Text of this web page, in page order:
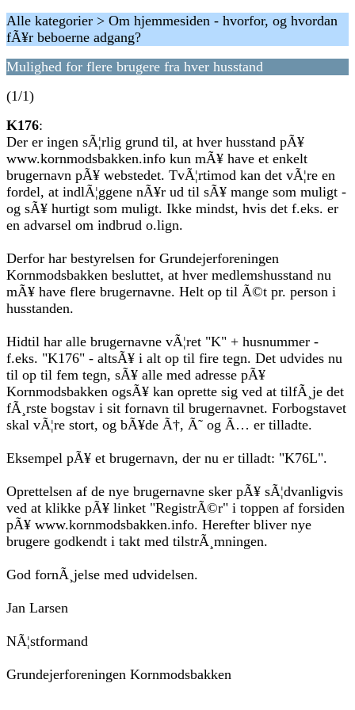
Alle kategorier > Om hjemmesiden - hvorfor, og hvordan
fÃ¥r beboerne adgang?
Mulighed for flere brugere fra hver husstand
(1/1)
K176:
Der er ingen sÃ¦rlig grund til, at hver husstand pÃ¥
www.kornmodsbakken.info kun mÃ¥ have et enkelt
brugernavn pÃ¥ webstedet. TvÃ¦rtimod kan det vÃ¦re en
fordel, at indlÃ¦ggene nÃ¥r ud til sÃ¥ mange som muligt -
og sÃ¥ hurtigt som muligt. Ikke mindst, hvis det f.eks. er
en advarsel om indbrud o.lign.
Derfor har bestyrelsen for Grundejerforeningen
Kornmodsbakken besluttet, at hver medlemshusstand nu
mÃ¥ have flere brugernavne. Helt op til Ã©t pr. person i
husstanden.
Hidtil har alle brugernavne vÃ¦ret "K" + husnummer -
f.eks. "K176" - altsÃ¥ i alt op til fire tegn. Det udvides nu
til op til fem tegn, sÃ¥ alle med adresse pÃ¥
Kornmodsbakken ogsÃ¥ kan oprette sig ved at tilfÃ¸je det
fÃ¸rste bogstav i sit fornavn til brugernavnet. Forbogstavet
skal vÃ¦re stort, og bÃ¥de Ã†, Ã˜ og Ã… er tilladte.
Eksempel pÃ¥ et brugernavn, der nu er tilladt: "K76L".
Oprettelsen af de nye brugernavne sker pÃ¥ sÃ¦dvanligvis
ved at klikke pÃ¥ linket "RegistrÃ©r" i toppen af forsiden
pÃ¥ www.kornmodsbakken.info. Herefter bliver nye
brugere godkendt i takt med tilstrÃ¸mningen.
God fornÃ¸jelse med udvidelsen.
Jan Larsen
NÃ¦stformand
Grundejerforeningen Kornmodsbakken